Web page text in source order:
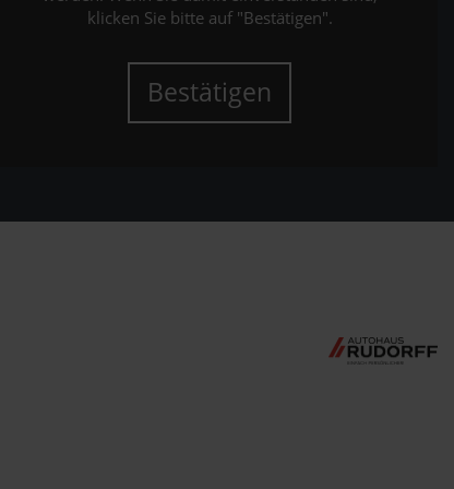
klicken Sie bitte auf "Bestätigen".
Bestätigen